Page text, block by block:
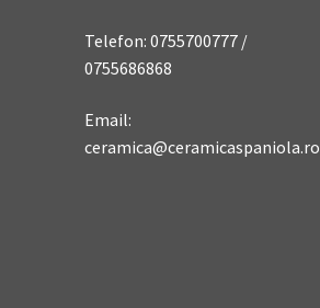
Telefon: 0755700777 /
0755686868
Email:
ceramica@ceramicaspaniola.ro